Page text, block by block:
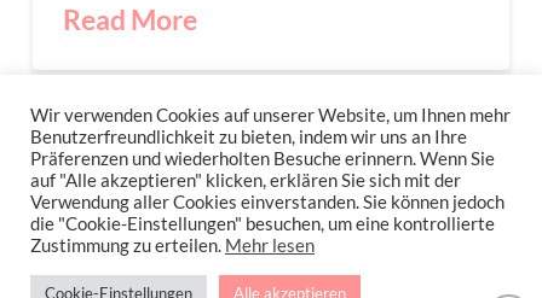
Read More
IMPRESSUM
DATENSCHUTZERKLÄRUNG
NEWSLETTER DATENSCHUTZRICHTLINIEN
Stressfrei Und Gesund Genießen Mit Petra Hola-Schneider! Low Carb,
Wir verwenden Cookies auf unserer Website, um Ihnen mehr
Benutzerfreundlichkeit zu bieten, indem wir uns an Ihre
Präferenzen und wiederholten Besuche erinnern. Wenn Sie
auf "Alle akzeptieren" klicken, erklären Sie sich mit der
Verwendung aller Cookies einverstanden. Sie können jedoch
die "Cookie-Einstellungen" besuchen, um eine kontrollierte
Zustimmung zu erteilen. Mehr lesen
Cookie-Einstellungen Alle akzeptieren